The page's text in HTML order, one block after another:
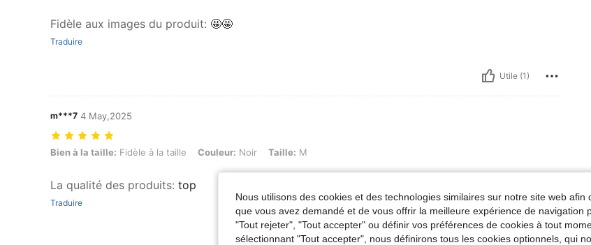
Fidèle aux images du produit: 🤩🤩
Traduire
Utile (1)
m***7 4 May,2025
Bien à la taille: Fidèle à la taille, Couleur: Noir, Taille: M
Bien à la taille: Fidèle à la taille Couleur: Noir Taille: M
La qualité des produits: top
Traduire
Utile (1)
Nous utilisons des cookies et des technologies similaires sur notre site web afin
que vous avez demandé et de vous offrir la meilleure expérience de navigation
"Tout rejeter", "Tout accepter" ou définir vos préférences de cookies à tout
sélectionnant "Tout accepter", nous définirons tous les cookies optionnels, qui